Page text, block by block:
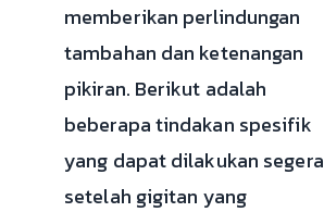
memberikan perlindungan
tambahan dan ketenangan
pikiran. Berikut adalah
beberapa tindakan spesifik
yang dapat dilakukan segera
setelah gigitan yang